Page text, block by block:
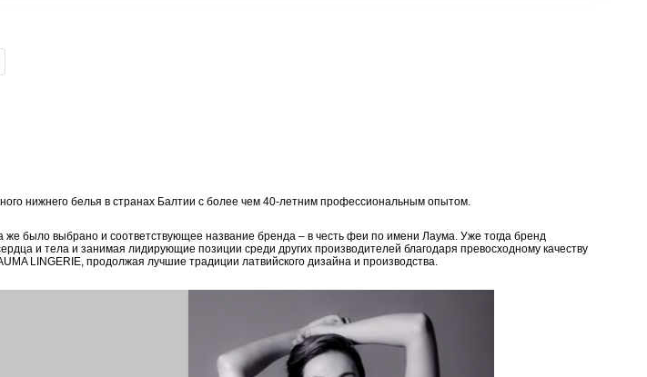
нижнего белья в странах Балтии с более чем 40-летним профессиональным опытом.
же было выбрано и соответствующее название бренда – в честь феи по имени Лаума. Уже тогда бренд
и тела и занимая лидирующие позиции среди других производителей благодаря превосходному качеству
LINGERIE, продолжая лучшие традиции латвийского дизайна и производства.